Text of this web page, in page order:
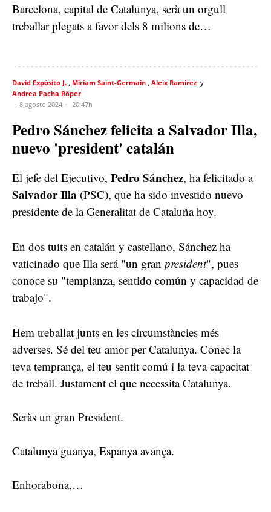
Barcelona, capital de Catalunya, serà un orgull
treballar plegats a favor dels 8 milions de…
David Expósito J. Miriam Saint-Germain Aleix Ramírez
Andrea Pacha Röper
8 agosto 2024
20:47h
Pedro Sánchez felicita a Salvador Illa,
nuevo 'president' catalán
El jefe del Ejecutivo, Pedro Sánchez, ha felicitado a
Salvador Illa (PSC), que ha sido investido nuevo
presidente de la Generalitat de Cataluña hoy.
En dos tuits en catalán y castellano, Sánchez ha
vaticinado que Illa será "un gran president", pues
conoce su "templanza, sentido común y capacidad de
trabajo".
Hem treballat junts en les circumstàncies més
adverses. Sé del teu amor per Catalunya. Conec la
teva temprança, el teu sentit comú i la teva capacitat
de treball. Justament el que necessita Catalunya.
Seràs un gran President.
Catalunya guanya, Espanya avança.
Enhorabona,…